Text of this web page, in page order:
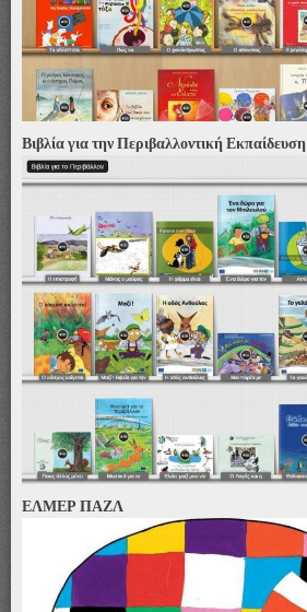
Βιβλία για την Περιβαλλοντική Εκπαίδευση
ΕΛΜΕΡ ΠΑΖΛ